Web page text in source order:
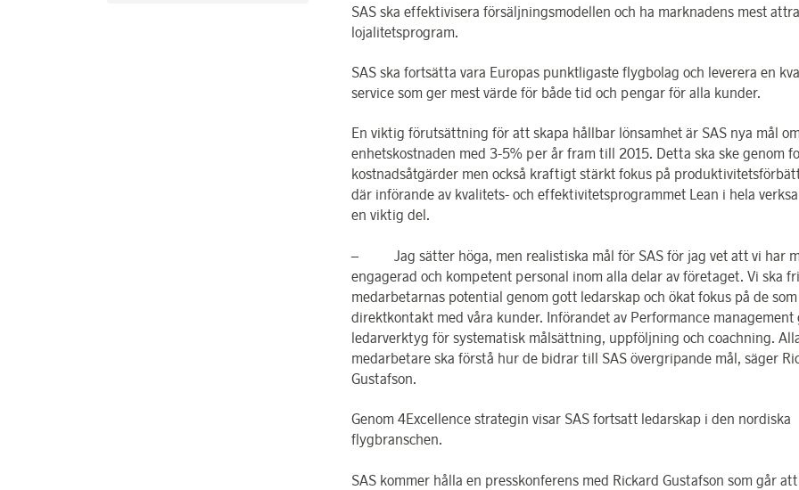
SAS ska effektivisera försäljningsmodellen och ha marknadens mest
lojalitetsprogram.
SAS ska fortsätta vara Europas punktligaste flygbolag och leverera en
service som ger mest värde för både tid och pengar för alla kunder.
En viktig förutsättning för att skapa hållbar lönsamhet är SAS nya mål
enhetskostnaden med 3-5% per år fram till 2015. Detta ska ske genom
kostnadsåtgärder men också kraftigt stärkt fokus på
där införande av kvalitets- och effektivitetsprogrammet Lean i hela
en viktig del.
– Jag sätter höga, men realistiska mål för SAS för jag vet att vi har
engagerad och kompetent personal inom alla delar av företaget. Vi ska
medarbetarnas potential genom gott ledarskap och ökat fokus på de
direktkontakt med våra kunder. Införandet av Performance management
ledarverktyg för systematisk målsättning, uppföljning och coachning.
medarbetare ska förstå hur de bidrar till SAS övergripande mål, säger
Gustafson.
Genom 4Excellence strategin visar SAS fortsatt ledarskap i den nordiska
flygbranschen.
SAS kommer hålla en presskonferens med Rickard Gustafson som går